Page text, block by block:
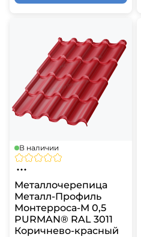
В наличии
Металлочерепица
Металл-Профиль
Монтерроса-M 0,5
PURMAN® RAL 3011
Коричнево-красный